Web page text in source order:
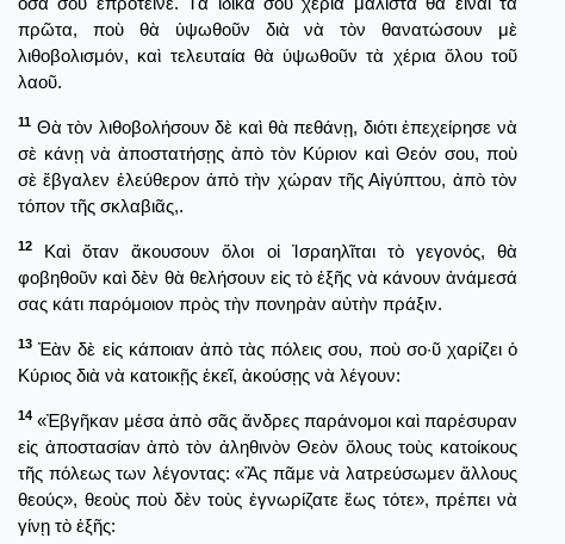
πρῶτα, ποὺ θὰ ὑψωθοῦν διὰ νὰ τὸν θανατώσουν μὲ
λιθοβολισμόν, καὶ τελευταία θὰ ὑψωθοῦν τὰ χέρια ὅλου τοῦ
λαοῦ.
11 Θὰ τὸν λιθοβολήσουν δὲ καὶ θὰ πεθάνῃ, διότι ἐπεχείρησε νὰ
σὲ κάνῃ νὰ ἀποστατήσῃς ἀπὸ τὸν Κύριον καὶ Θεόν σου, ποὺ
σὲ ἔβγαλεν ἐλεύθερον ἀπὸ τὴν χώραν τῆς Αἰγύπτου, ἀπὸ τὸν
τόπον τῆς σκλαβιᾶς,.
12
Καὶ ὅταν ἄκουσουν ὅλοι οἱ Ἰσραηλῖται τὸ γεγονός, θὰ
φοβηθοῦν καὶ δὲν θὰ θελήσουν εἰς τὸ ἑξῆς νὰ κάνουν ἀνάμεσά
σας κάτι παρόμοιον πρὸς τὴν πονηρὰν αὐτὴν πράξιν.
13 Ἐὰν δὲ εἰς κάποιαν ἀπὸ τὰς πόλεις σου, ποὺ σο·ῦ χαρίζει ὁ
Κύριος διὰ νὰ κατοικῇς ἐκεῖ, ἀκούσῃς νὰ λέγουν:
14 «Ἐβγῆκαν μέσα ἀπὸ σᾶς ἄνδρες παράνομοι καὶ παρέσυραν
εἰς ἀποστασίαν ἀπὸ τὸν ἀληθινὸν Θεὸν ὅλους τοὺς κατοίκους
τῆς πόλεως των λέγοντας: «Ἂς πᾶμε νὰ λατρεύσωμεν ἄλλους
θεούς», θεοὺς ποὺ δὲν τοὺς ἐγνωρίζατε ἕως τότε», πρέπει νὰ
γίνῃ τὸ ἑξῆς: